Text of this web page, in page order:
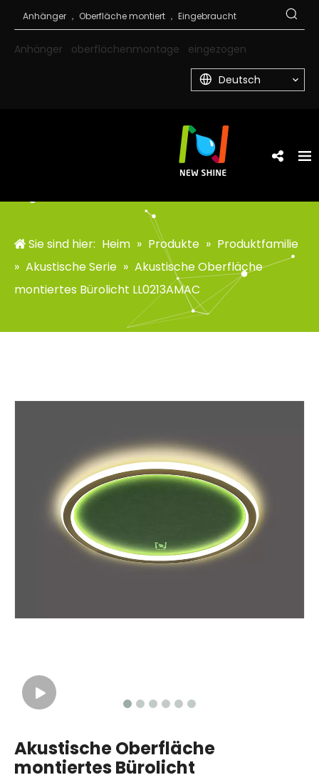
Anhänger oberflächenmontage eingezogen
Deutsch
Sie sind hier: Heim » Produkte » Produktfamilie
» Akustische Serie » Akustische Oberfläche
montiertes Bürolicht LL0213AMAC
Akustische Oberfläche
montiertes Bürolicht